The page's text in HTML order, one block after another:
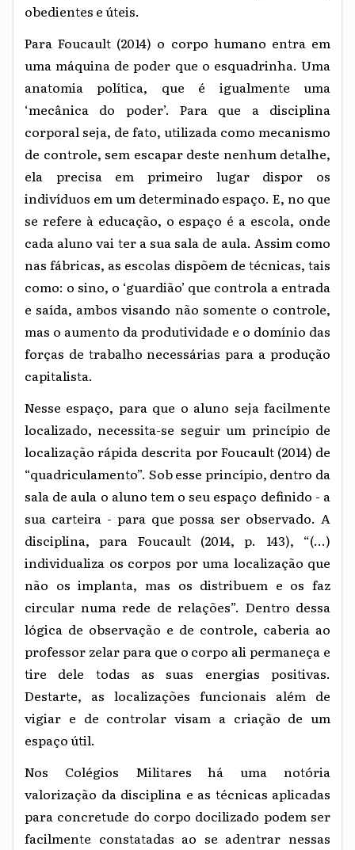
obedientes e úteis.
Para Foucault (2014) o corpo humano entra em
uma máquina de poder que o esquadrinha. Uma
anatomia política, que é igualmente uma
‘mecânica do poder’. Para que a disciplina
corporal seja, de fato, utilizada como mecanismo
de controle, sem escapar deste nenhum detalhe,
ela precisa em primeiro lugar dispor os
indivíduos em um determinado espaço. E, no que
se refere à educação, o espaço é a escola, onde
cada aluno vai ter a sua sala de aula. Assim como
nas fábricas, as escolas dispõem de técnicas, tais
como: o sino, o ‘guardião’ que controla a entrada
e saída, ambos visando não somente o controle,
mas o aumento da produtividade e o domínio das
forças de trabalho necessárias para a produção
capitalista.
Nesse espaço, para que o aluno seja facilmente
localizado, necessita-se seguir um princípio de
localização rápida descrita por Foucault (2014) de
“quadriculamento”. Sob esse princípio, dentro da
sala de aula o aluno tem o seu espaço definido - a
sua carteira - para que possa ser observado. A
disciplina, para Foucault (2014, p. 143), “(...)
individualiza os corpos por uma localização que
não os implanta, mas os distribuem e os faz
circular numa rede de relações”. Dentro dessa
lógica de observação e de controle, caberia ao
professor zelar para que o corpo ali permaneça e
tire dele todas as suas energias positivas.
Destarte, as localizações funcionais além de
vigiar e de controlar visam a criação de um
espaço útil.
Nos Colégios Militares há uma notória
valorização da disciplina e as técnicas aplicadas
para concretude do corpo docilizado podem ser
facilmente constatadas ao se adentrar nessas